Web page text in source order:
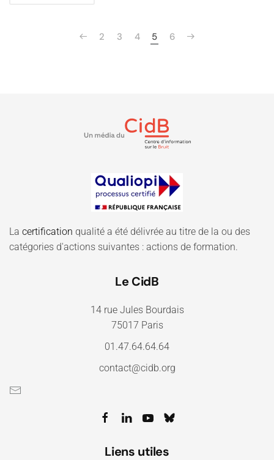
2 3 4 5 6
La certification qualité a été délivrée au titre de la ou des
catégories d'actions suivantes : actions de formation.
Le CidB
14 rue Jules Bourdais
75017 Paris
01.47.64.64.64
contact@cidb.org
Liens utiles